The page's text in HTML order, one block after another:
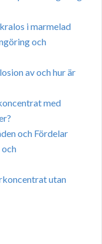
i marmelad
och
av och hur är
med
och Fördelar
utan